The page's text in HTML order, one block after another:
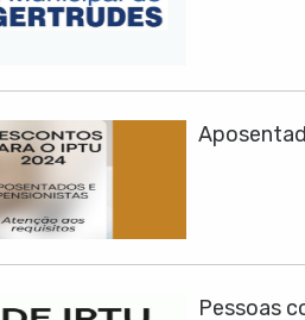
Pessoas